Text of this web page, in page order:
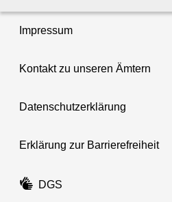
Impressum
Kontakt zu unseren Ämtern
Datenschutzerklärung
Erklärung zur Barrierefreiheit
DGS